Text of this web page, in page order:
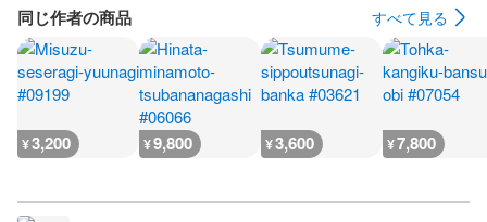
同じ作者の商品 すべて見る
¥3,200 ¥9,800 ¥3,600 ¥7,800